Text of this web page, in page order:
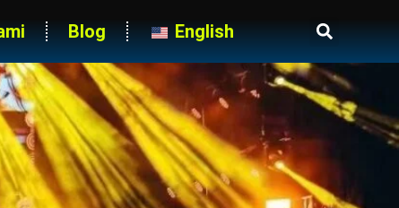
Blog English